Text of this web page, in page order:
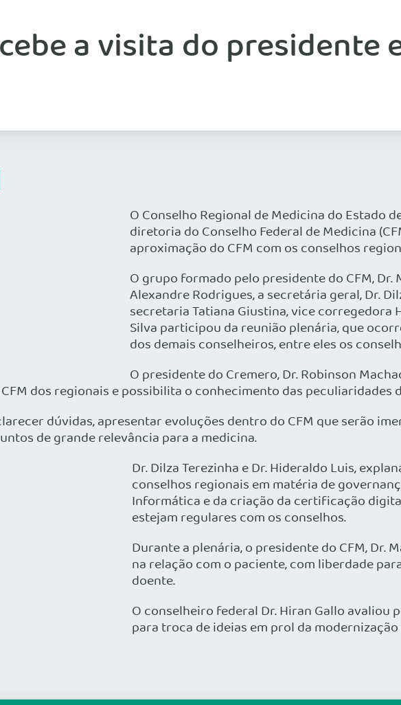
a visita do presidente
O Conselho Regional de Medicina do Estado
diretoria do Conselho Federal de Medicina
aproximação do CFM com os conselhos
O grupo formado pelo presidente do CFM,
Alexandre Rodrigues, a secretária geral, Dr.
secretaria Tatiana Giustina, vice corregedora
Silva participou da reunião plenária, que
dos demais conselheiros, entre eles os
O presidente do Cremero, Dr. Robinson
dos regionais e possibilita o conhecimento das peculiaridades
dúvidas, apresentar evoluções dentro do CFM que serão
de grande relevância para a medicina.
Dr. Dilza Terezinha e Dr. Hideraldo Luis,
conselhos regionais em matéria de
Informática e da criação da certificação
estejam regulares com os conselhos.
Durante a plenária, o presidente do CFM, Dr.
na relação com o paciente, com liberdade
doente.
O conselheiro federal Dr. Hiran Gallo
para troca de ideias em prol da